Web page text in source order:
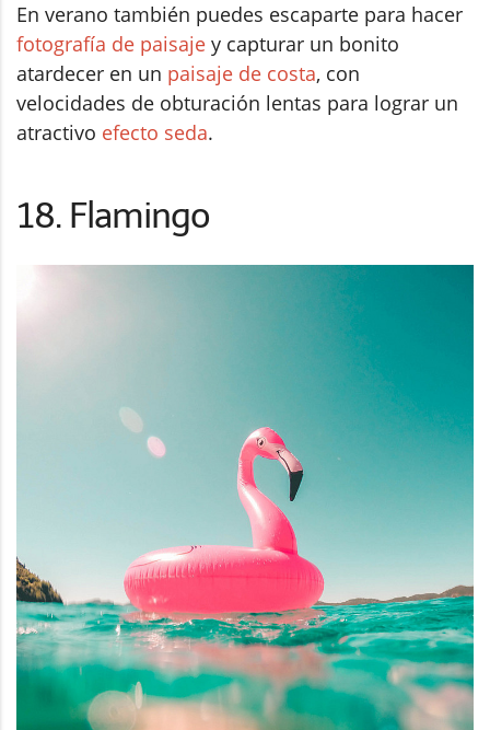
En verano también puedes escaparte para hacer
fotografía de paisaje y capturar un bonito
atardecer en un paisaje de costa, con
velocidades de obturación lentas para lograr un
atractivo efecto seda.
18. Flamingo